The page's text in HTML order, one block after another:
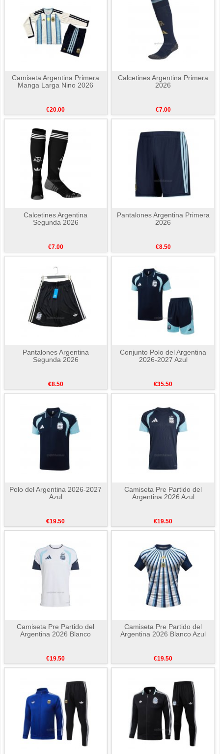
Camiseta Argentina Primera
Manga Larga Nino 2026
€20.00
Calcetines Argentina Primera
2026
€7.00
Calcetines Argentina
Segunda 2026
€7.00
Pantalones Argentina Primera
2026
€8.50
Pantalones Argentina
Segunda 2026
€8.50
Conjunto Polo del Argentina
2026-2027 Azul
€35.50
Polo del Argentina 2026-2027
Azul
€19.50
Camiseta Pre Partido del
Argentina 2026 Azul
€19.50
Camiseta Pre Partido del
Argentina 2026 Blanco
€19.50
Camiseta Pre Partido del
Argentina 2026 Blanco Azul
€19.50